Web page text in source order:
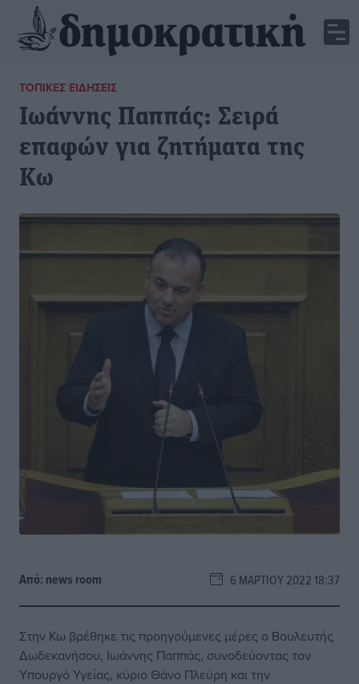
ΤΟΠΙΚΈΣ ΕΙΔΉΣΕΙΣ
Ιωάννης Παππάς: Σειρά
επαφών για ζητήματα της
Κω
Από: news room 6 ΜΑΡΤΊΟΥ 2022 18:37
Στην Κω βρέθηκε τις προηγούμενες μέρες ο Βουλευτής
Δωδεκανήσου, Ιωάννης Παππάς, συνοδεύοντας τον
Υπουργό Υγείας, κύριο Θάνο Πλεύρη και την